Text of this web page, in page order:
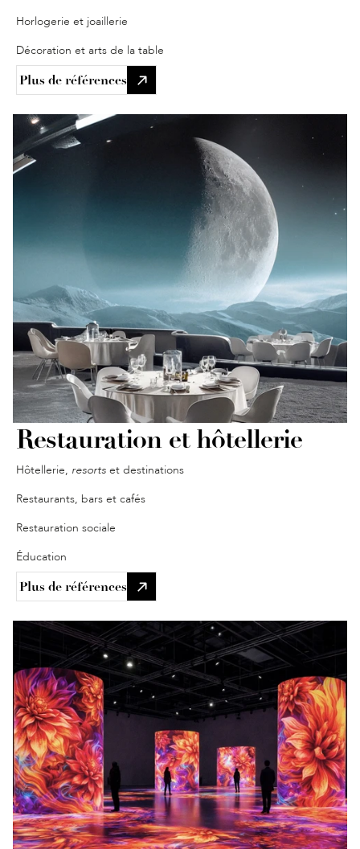
Horlogerie et joaillerie
Décoration et arts de la table
Plus de références
Restauration et hôtellerie
Hôtellerie, resorts et destinations
Restaurants, bars et cafés
Restauration sociale
Éducation
Plus de références